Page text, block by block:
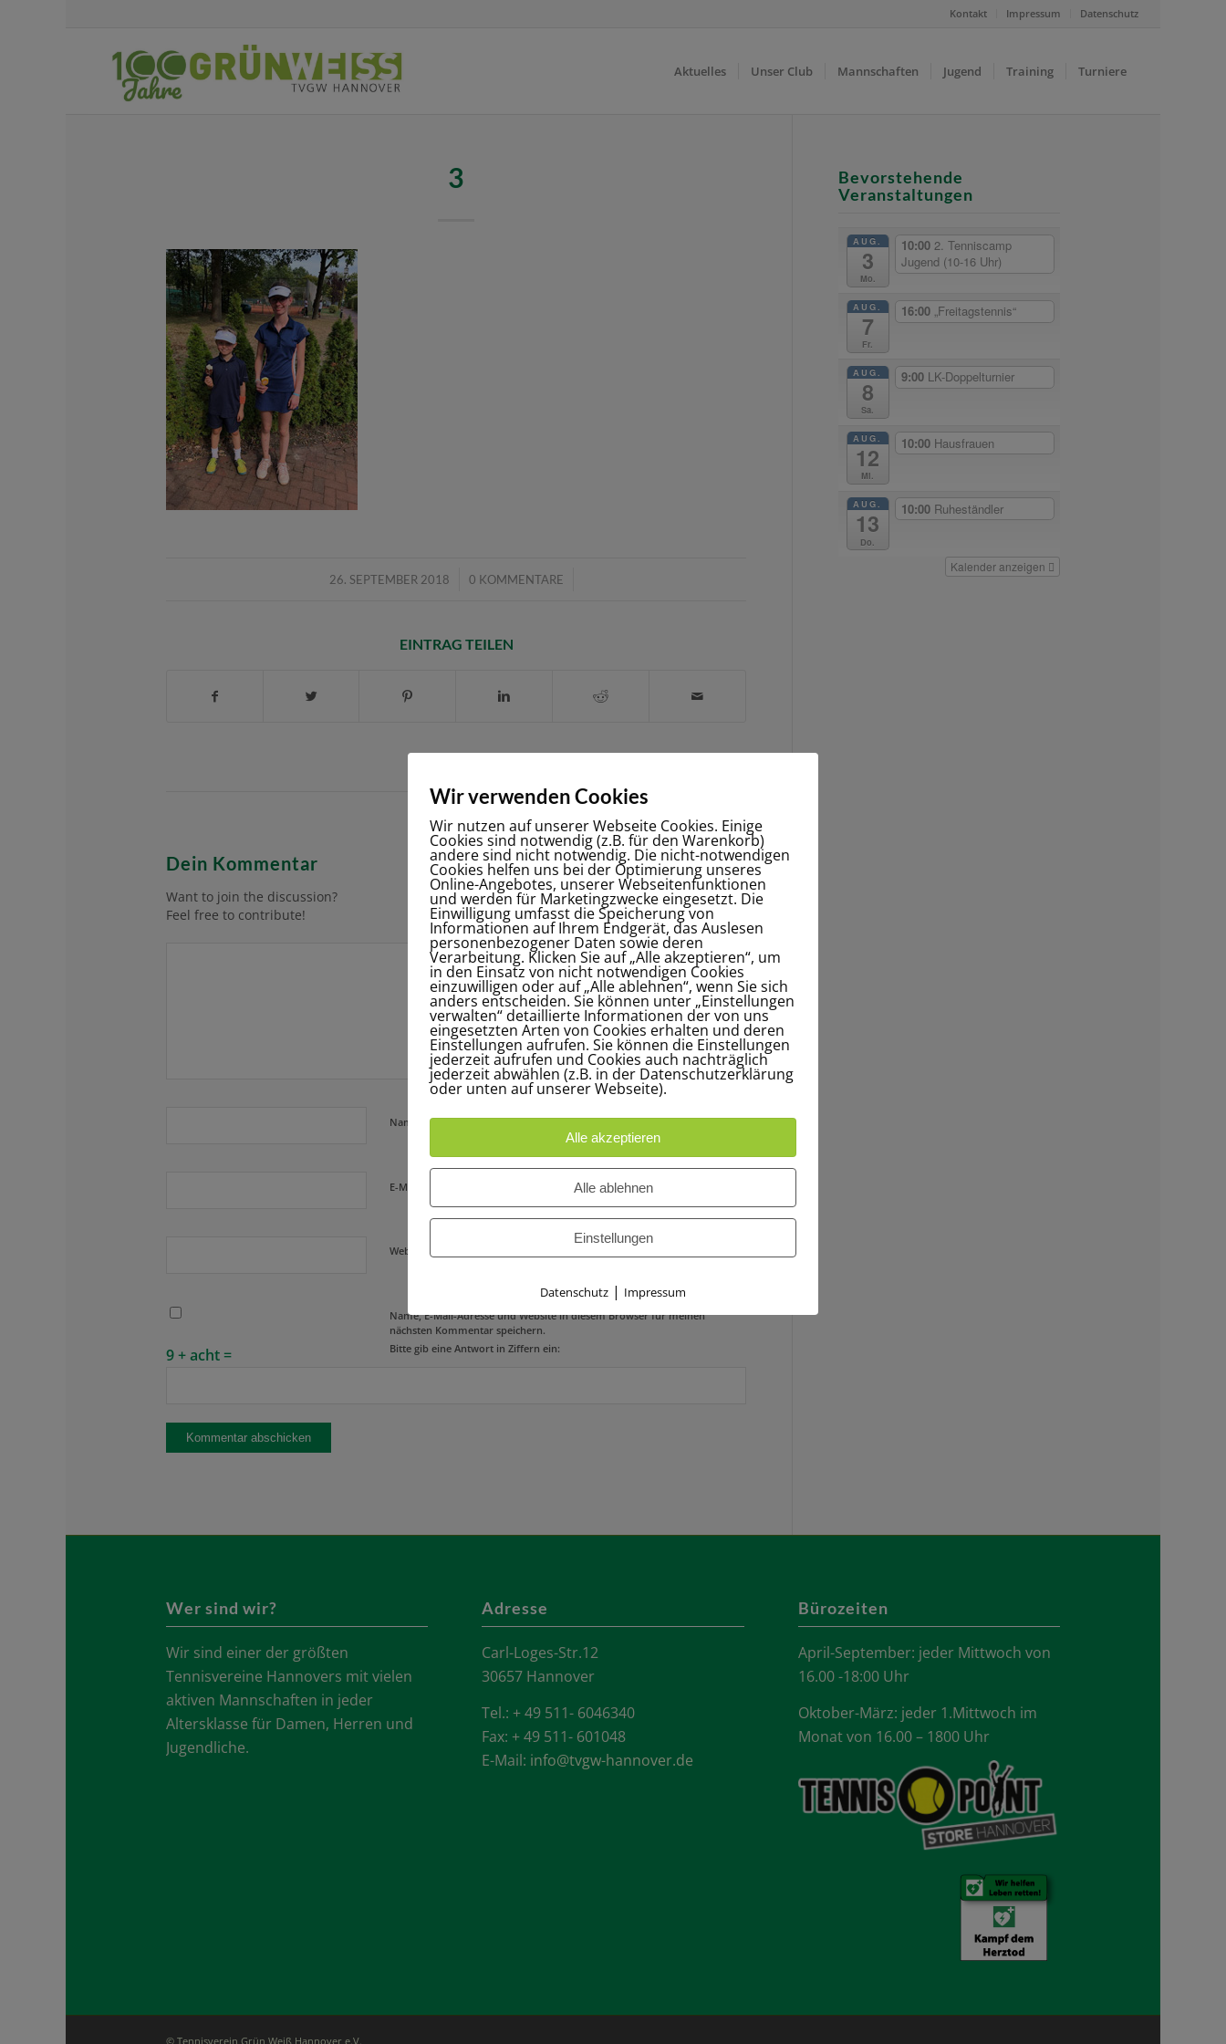
Kontakt Impressum Datenschutz
Aktuelles Unser Club Mannschaften Jugend Training Turniere
3
26. SEPTEMBER 2018
/ 0 KOMMENTARE
/
EINTRAG TEILEN
0
KOMMENTARE
Dein Kommentar
Want to join the discussion?
Feel free to contribute!
Name
E-Mail-Adresse
Website
Name, E-Mail-Adresse und Website in diesem Browser für meinen
nächsten Kommentar speichern.
Bitte gib eine Antwort in Ziffern ein:
9 + acht =
Bevorstehende
Veranstaltungen
AUG.
3
Mo.
10:00 2. Tenniscamp
Jugend (10-16 Uhr)
AUG.
7
Fr.
16:00 „Freitagstennis“
AUG.
8
Sa.
9:00 LK-Doppelturnier
AUG.
12
Mi.
10:00 Hausfrauen
AUG.
13
Do.
10:00 Ruheständler
Kalender anzeigen
Wer sind wir?
Wir sind einer der größten
Tennisvereine Hannovers mit vielen
aktiven Mannschaften in jeder
Altersklasse für Damen, Herren und
Jugendliche.
Adresse
Carl-Loges-Str.12
30657 Hannover
Tel.: + 49 511- 6046340
Fax: + 49 511- 601048
E-Mail: info@tvgw-hannover.de
Bürozeiten
April-September: jeder Mittwoch von
16.00 -18:00 Uhr
Oktober-März: jeder 1.Mittwoch im
Monat von 16.00 – 1800 Uhr
© Tennisverein Grün Weiß Hannover e.V.
Wir verwenden Cookies
Wir nutzen auf unserer Webseite Cookies. Einige
Cookies sind notwendig (z.B. für den Warenkorb)
andere sind nicht notwendig. Die nicht-notwendigen
Cookies helfen uns bei der Optimierung unseres
Online-Angebotes, unserer Webseitenfunktionen
und werden für Marketingzwecke eingesetzt. Die
Einwilligung umfasst die Speicherung von
Informationen auf Ihrem Endgerät, das Auslesen
personenbezogener Daten sowie deren
Verarbeitung. Klicken Sie auf „Alle akzeptieren“, um
in den Einsatz von nicht notwendigen Cookies
einzuwilligen oder auf „Alle ablehnen“, wenn Sie sich
anders entscheiden. Sie können unter „Einstellungen
verwalten“ detaillierte Informationen der von uns
eingesetzten Arten von Cookies erhalten und deren
Einstellungen aufrufen. Sie können die Einstellungen
jederzeit aufrufen und Cookies auch nachträglich
jederzeit abwählen (z.B. in der Datenschutzerklärung
oder unten auf unserer Webseite).
Alle akzeptieren
Alle ablehnen
Einstellungen
Datenschutz | Impressum